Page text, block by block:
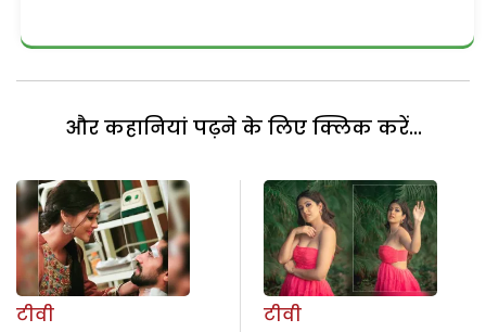
और कहानियां पढ़ने के लिए क्लिक करें...
टीवी
टीवी